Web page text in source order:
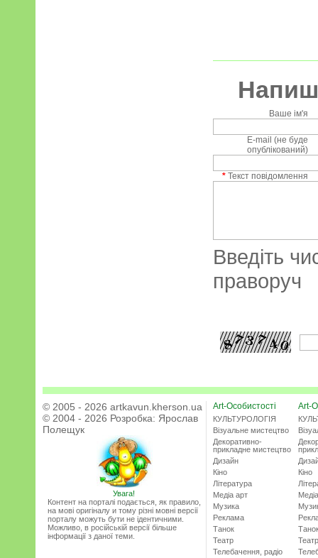
Ваше ім'я
E-mail (не буде
опублікований)
* Текст повідомлення
Введіть
праворуч
© 2005 - 2026 artkavun.kherson.ua
© 2004 - 2026 Розробка: Ярослав
Полещук
Увага!
Контент на порталі подається, як правило,
на мові оригіналу и тому різні мовні версії
порталу можуть бути не ідентичними.
Можливо, в російській версії більше
інформації з даної теми.
Art-Особистості
КУЛЬТУРОЛОГІЯ
Візуальне мистецтво
Декоративно-
прикладне мистецтво
Дизайн
Кіно
Література
Медіа арт
Музика
Реклама
Танок
Театр
Телебачення, радіо
Art-
Кіно
Театр